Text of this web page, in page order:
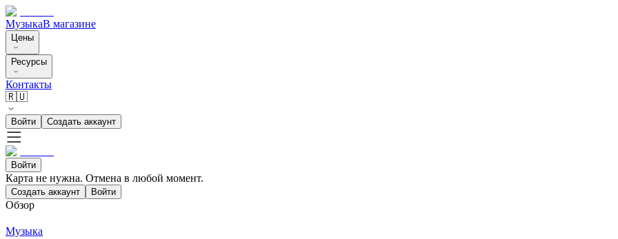
МузыкаВ магазине
Цены
Ресурсы
Контакты
🇷🇺
Войти Создать аккаунт
Войти
Карта не нужна. Отмена в любой момент.
Создать аккаунт Войти
Обзор
Музыка